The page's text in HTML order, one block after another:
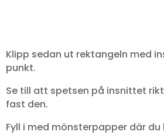
Klipp sedan ut rektangeln med
punkt.
Se till att spetsen på insnittet
fast den.
Fyll i med mönsterpapper där